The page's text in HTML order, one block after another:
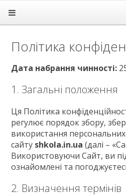
Підручники
ГДЗ
Політика
Дата набрання чинності:
1. Загальні положення
Ця Політика
регулює порядок збору,
використання
сайту shkola.in.ua (далі –
Використовуючи Сайт, ви
ознайомлені та
2. Визначення термінів